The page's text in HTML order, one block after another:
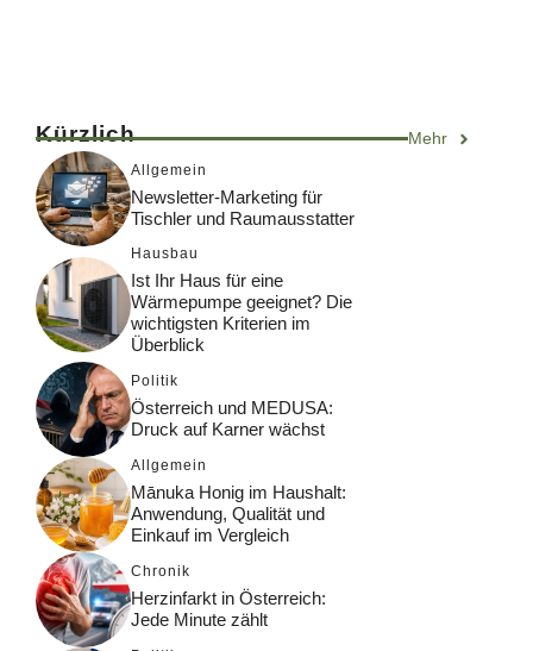
Kürzlich Mehr
Allgemein
Newsletter-Marketing für
Tischler und Raumausstatter
Hausbau
Ist Ihr Haus für eine
Wärmepumpe geeignet? Die
wichtigsten Kriterien im
Überblick
Politik
Österreich und MEDUSA:
Druck auf Karner wächst
Allgemein
Mānuka Honig im Haushalt:
Anwendung, Qualität und
Einkauf im Vergleich
Chronik
Herzinfarkt in Österreich:
Jede Minute zählt